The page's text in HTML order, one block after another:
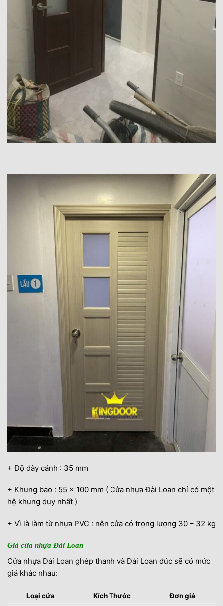
+ Độ dày cánh : 35 mm
+ Khung bao : 55 x 100 mm ( Cửa nhựa Đài Loan chỉ có một
hệ khung duy nhất )
+ Vì là làm từ nhựa PVC : nên cửa có trọng lượng 30 – 32 kg
Giá cửa nhựa Đài Loan
Cửa nhựa Đài Loan ghép thanh và Đài Loan đúc sẽ có mức
giá khác nhau:
Loại cửa Kích Thước
Đơn giá